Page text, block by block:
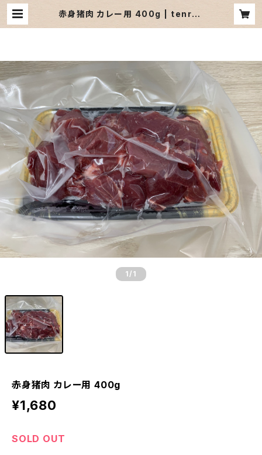
赤身猪肉 カレー用 400g | tenryo
1 /1
赤身猪肉 カレー用 400g
¥1,680
SOLD OUT